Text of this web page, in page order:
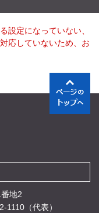
設定になっていない、
応していないため、お
地2
1110（代表）